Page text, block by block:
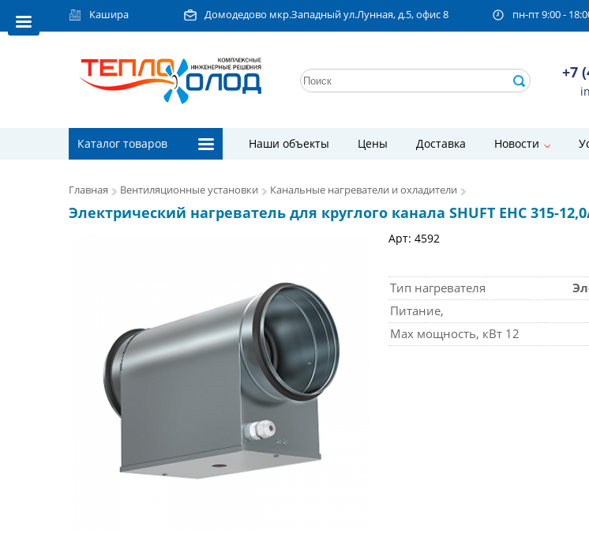
Кашира Домодедово мкр.Западный ул.Лунная, д.5, офис 8 пн-пт 9:00 -
+7
Каталог товаров Наши объекты Цены Доставка Новости
Главная Вентиляционные установки Канальные нагреватели и охладители
Электрический нагреватель для круглого канала SHUFT EHC 315-
Арт: 4592
Тип нагревателя
Питание,
Max мощность, кВт 12